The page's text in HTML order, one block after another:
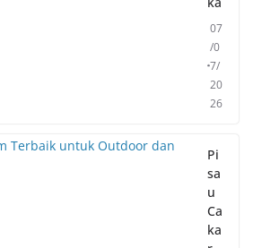
07
/0
7/
20
26
Pi
sa
u
Ca
ka